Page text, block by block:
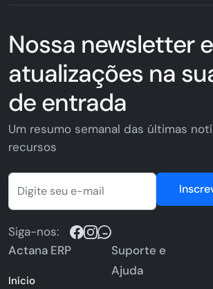
Nossa newsletter
atualizações na
de entrada
Um resumo semanal das últimas
recursos
Siga-nos:
Actana ERP
Início
Suporte e
Ajuda